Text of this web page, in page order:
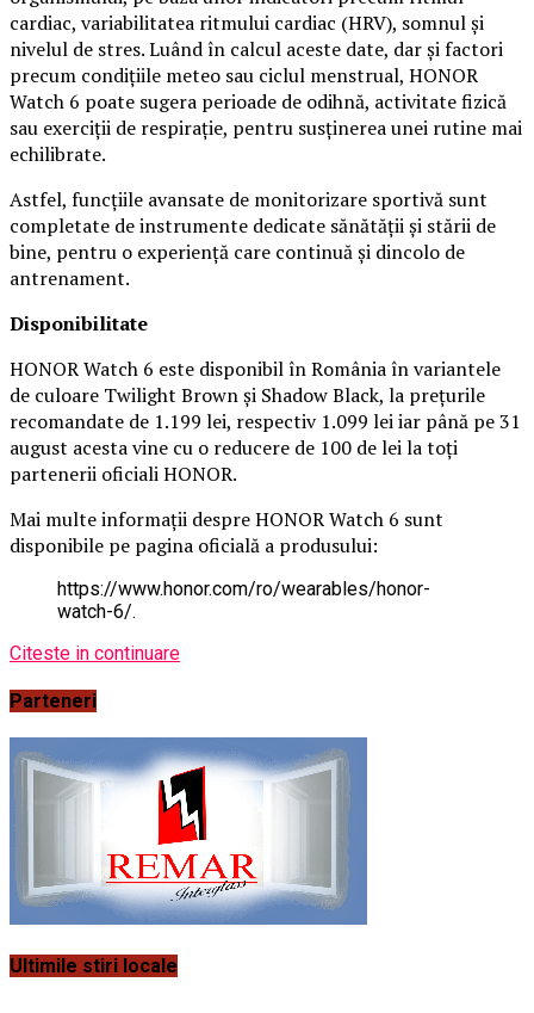
cardiac, variabilitatea ritmului cardiac (HRV), somnul și
nivelul de stres. Luând în calcul aceste date, dar și factori
precum condițiile meteo sau ciclul menstrual, HONOR
Watch 6 poate sugera perioade de odihnă, activitate fizică
sau exerciții de respirație, pentru susținerea unei rutine mai
echilibrate.
Astfel, funcțiile avansate de monitorizare sportivă sunt
completate de instrumente dedicate sănătății și stării de
bine, pentru o experiență care continuă și dincolo de
antrenament.
Disponibilitate
HONOR Watch 6 este disponibil în România în variantele
de culoare Twilight Brown și Shadow Black, la prețurile
recomandate de 1.199 lei, respectiv 1.099 lei iar până pe 31
august acesta vine cu o reducere de 100 de lei la toți
partenerii oficiali HONOR.
Mai multe informații despre HONOR Watch 6 sunt
disponibile pe pagina oficială a produsului:
https://www.honor.com/ro/wearables/honor-
watch-6/.
Citeste in continuare
Parteneri
Ultimile stiri locale